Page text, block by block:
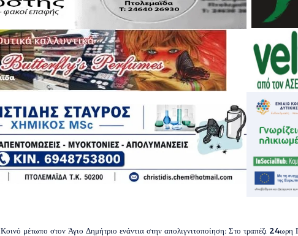
Κοινό μέτωπο στον Άγιο Δημήτριο ενάντια στην απολιγνιτοποίηση: Στο τραπέζι 24ωρη